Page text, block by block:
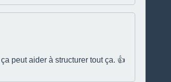
peut aider à structurer tout ça. 👍